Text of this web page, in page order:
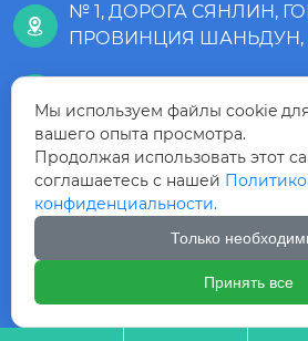

№ 1, ДОРОГА СЯНЛИН,
ПРОВИНЦИЯ ШАНЬДУН,
 +8615863099230
Авторское право©ООО
Мы используем файлы cookie
вашего опыта просмотра.
Продолжая использовать этот
соглашаетесь с нашей
конфиденциальности.
Только
Принять все